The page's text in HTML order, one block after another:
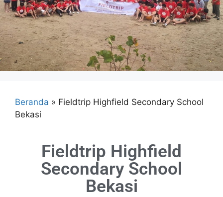
Beranda » Fieldtrip Highfield Secondary School
Bekasi
Fieldtrip Highfield
Secondary School
Bekasi